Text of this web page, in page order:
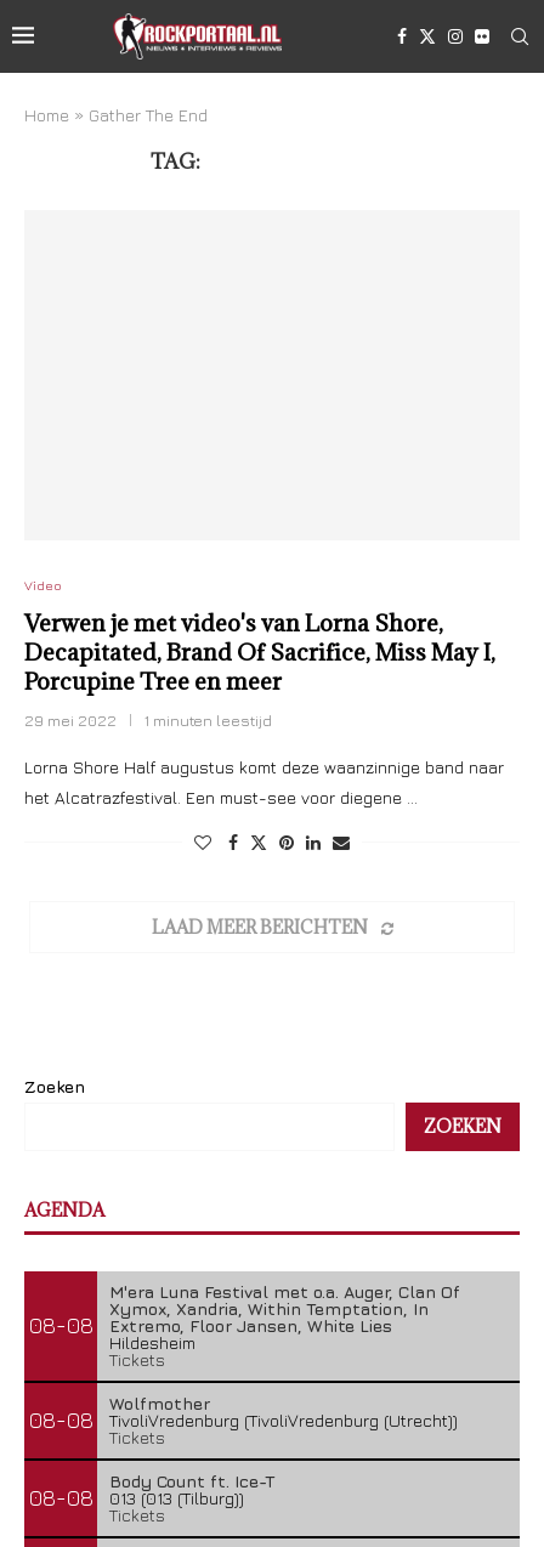
Home » Gather The End
TAG:
Video
Verwen je met video's van Lorna Shore,
Decapitated, Brand Of Sacrifice, Miss May I,
Porcupine Tree en meer
29 mei 2022 1 minuten leestijd
Lorna Shore Half augustus komt deze waanzinnige band naar
het Alcatrazfestival. Een must-see voor diegene …
LAAD MEER BERICHTEN
Zoeken
ZOEKEN
AGENDA
08-08
M'era Luna Festival met o.a. Auger, Clan Of
Xymox, Xandria, Within Temptation, In
Extremo, Floor Jansen, White Lies
Hildesheim
Tickets
08-08
Wolfmother
TivoliVredenburg (TivoliVredenburg (Utrecht))
Tickets
08-08
Body Count ft. Ice-T
013 (013 (Tilburg))
Tickets